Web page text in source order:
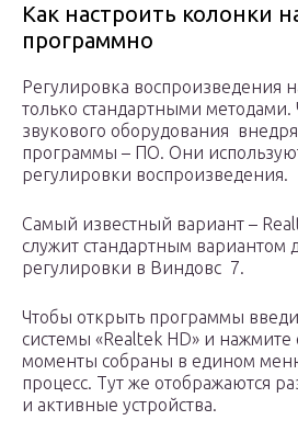
Как настроить колонки
программно
Регулировка воспроизведения
только стандартными методами.
звукового оборудования
программы – ПО. Они
регулировки воспроизведения.
Самый известный вариант –
служит стандартным вариантом
регулировки в Виндовс 7.
Чтобы открыть программы
системы «Realtek HD» и
моменты собраны в едином
процесс. Тут же отображаются
и активные устройства.